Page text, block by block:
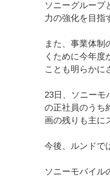
ソニーグループ
力の強化を目指
また、事業体制
くために今年度
ことも明らかに
23日、ソニーモ
の正社員のうち
画の残りも主に
今後、ルンドで
ソニーモバイル